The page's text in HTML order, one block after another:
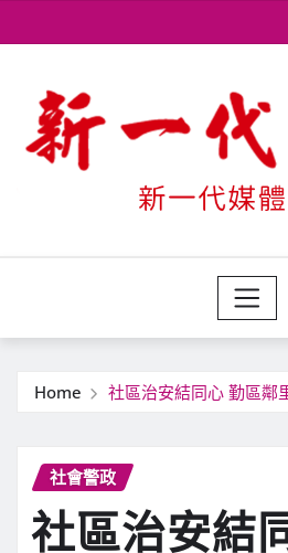
to
Home 社區治安結同心 勤區鄰
社會警政
社區治安結